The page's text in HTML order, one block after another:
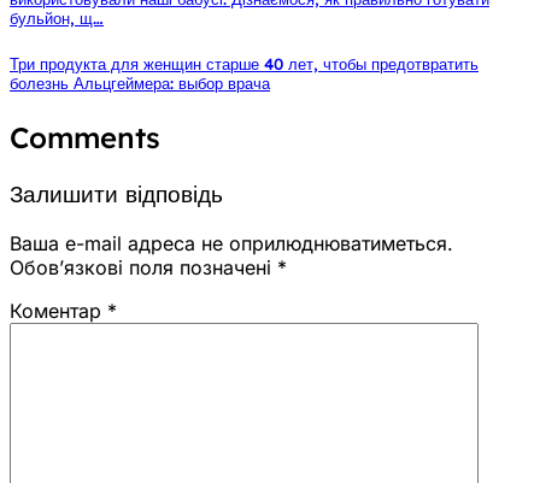
бульйон, щ…
Три продукта для женщин старше 40 лет, чтобы предотвратить
болезнь Альцгеймера: выбор врача
Comments
Залишити відповідь
Ваша e-mail адреса не оприлюднюватиметься.
Обов’язкові поля позначені *
Коментар *